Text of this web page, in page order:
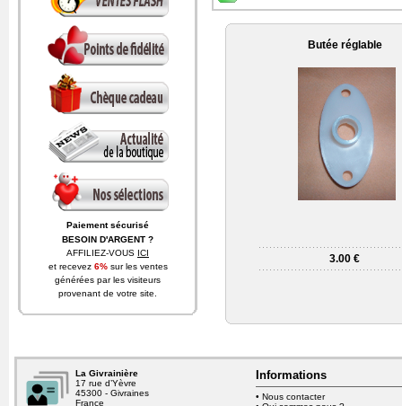
BESOIN D'ARGENT ?
AFFILIEZ-VOUS ICI
Paiement sécurisé
Payez en toute confiance
Butée réglable
3.00 €
La Givrainière
17 rue d’Yèvre
45300 - Givraines
France
Informations
• Nous contacter